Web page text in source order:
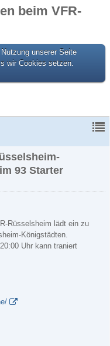
beim VFR-
unserer Seite
wir Cookies setzen.
93 Starter
Rüsselsheim lädt ein zu
Königstädten.
Uhr kann traniert